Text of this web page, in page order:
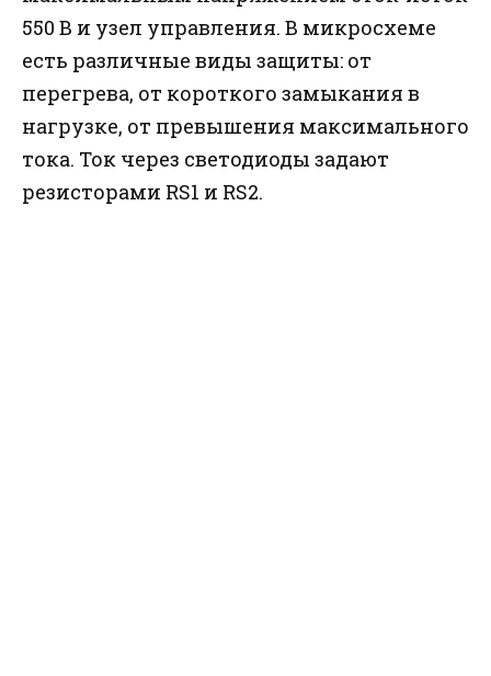
550 В и узел управления. В микросхеме
есть различные виды защиты: от
перегрева, от короткого замыкания в
нагрузке, от превышения максимального
тока. Ток через светодиоды задают
резисторами RS1 и RS2.